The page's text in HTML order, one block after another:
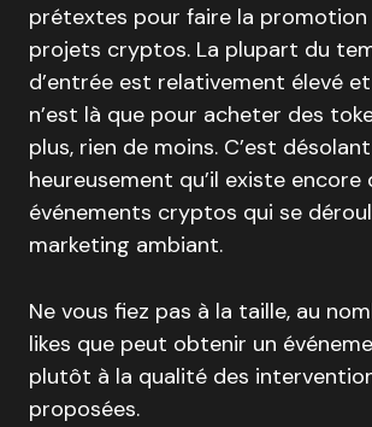
prétextes pour faire la
projets cryptos. La plupart du
d’entrée est relativement élevé
n’est là que pour acheter des
plus, rien de moins. C’est
heureusement qu’il existe encore
événements cryptos qui se
marketing ambiant.
Ne vous fiez pas à la taille, au
likes que peut obtenir un
plutôt à la qualité des
proposées.